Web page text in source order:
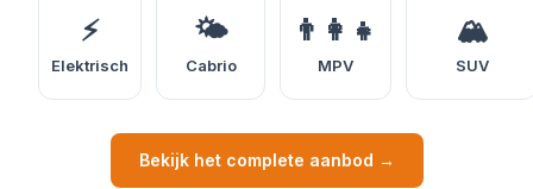
⚡
Elektrisch
🌤️
Cabrio
👨‍👩‍👧
MPV
🏔️
SUV
Bekijk het complete aanbod →